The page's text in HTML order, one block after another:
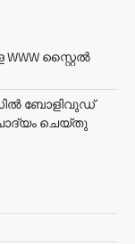
സ്റ്റൈൽ
ബോളിവുഡ്
ചെയ്തു